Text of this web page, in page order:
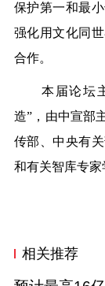
保护第一和最
强化用文化同
合作。
本届论坛主
造”，由中宣部
传部、中央有
和有关智库专家
相关推荐